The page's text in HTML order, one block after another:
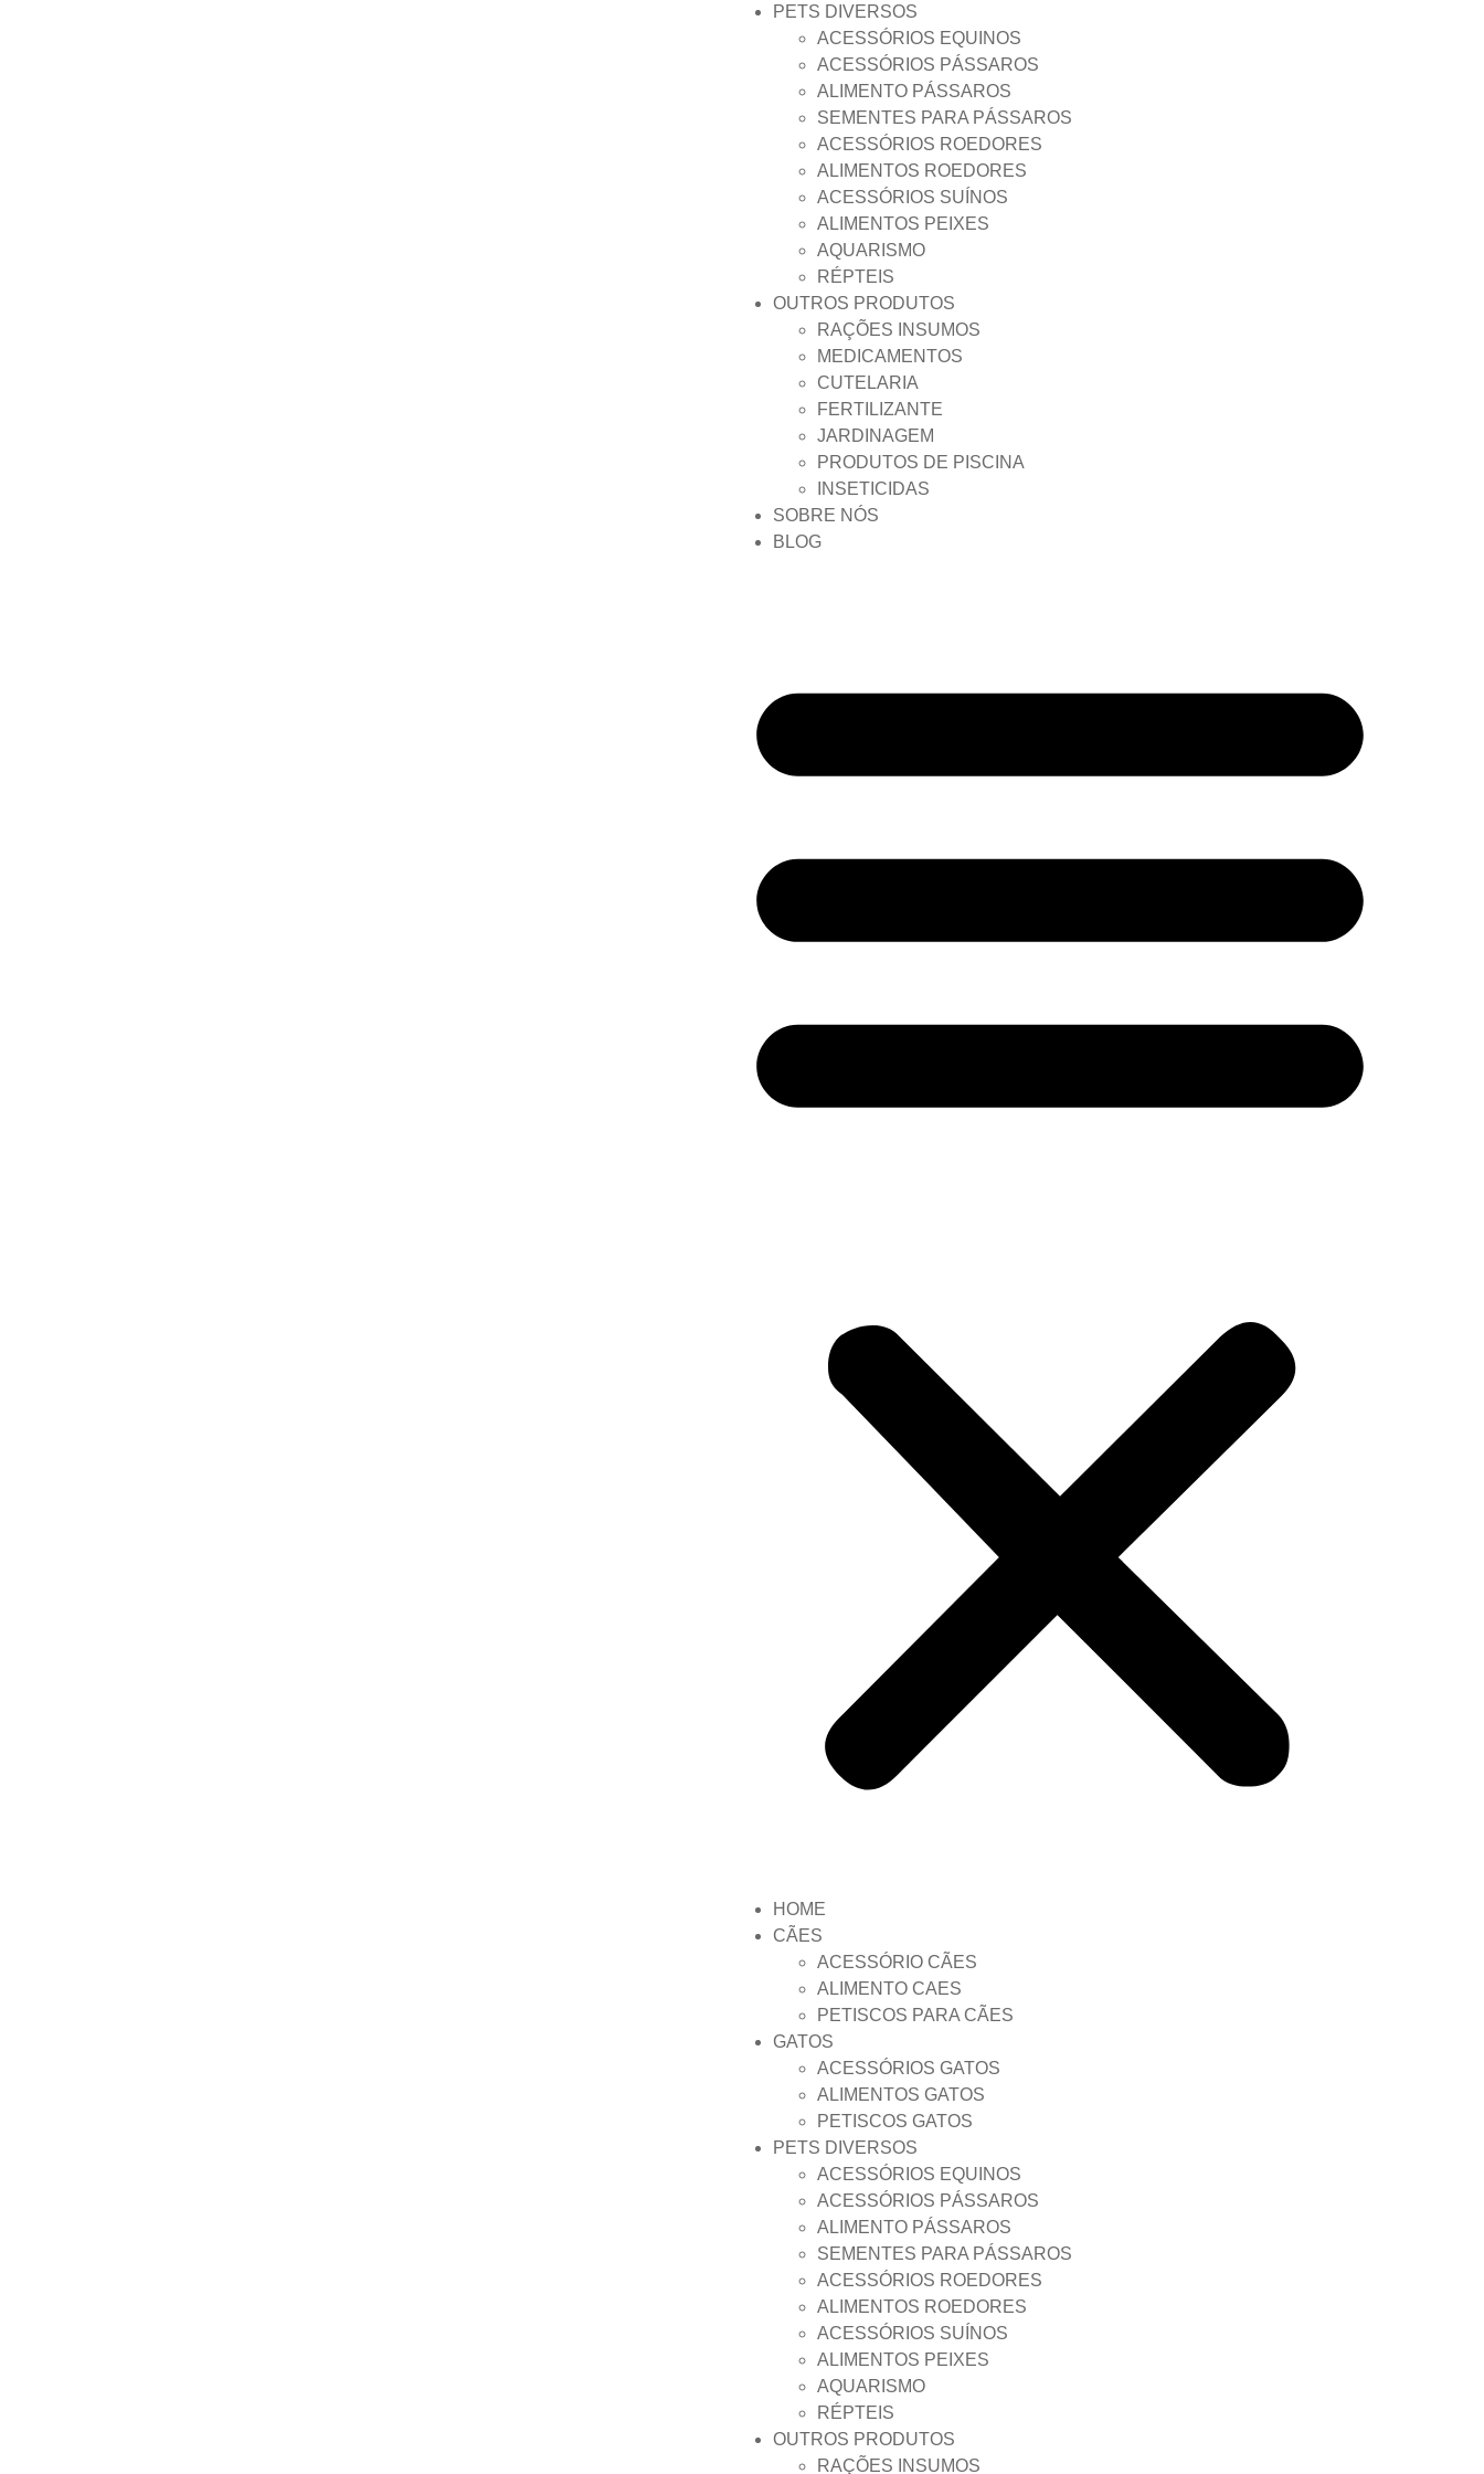
PETS DIVERSOS
ACESSÓRIOS EQUINOS
ACESSÓRIOS PÁSSAROS
ALIMENTO PÁSSAROS
SEMENTES PARA PÁSSAROS
ACESSÓRIOS ROEDORES
ALIMENTOS ROEDORES
ACESSÓRIOS SUÍNOS
ALIMENTOS PEIXES
AQUARISMO
RÉPTEIS
OUTROS PRODUTOS
RAÇÕES INSUMOS
MEDICAMENTOS
CUTELARIA
FERTILIZANTE
JARDINAGEM
PRODUTOS DE PISCINA
INSETICIDAS
SOBRE NÓS
BLOG
HOME
CÃES
ACESSÓRIO CÃES
ALIMENTO CAES
PETISCOS PARA CÃES
GATOS
ACESSÓRIOS GATOS
ALIMENTOS GATOS
PETISCOS GATOS
PETS DIVERSOS
ACESSÓRIOS EQUINOS
ACESSÓRIOS PÁSSAROS
ALIMENTO PÁSSAROS
SEMENTES PARA PÁSSAROS
ACESSÓRIOS ROEDORES
ALIMENTOS ROEDORES
ACESSÓRIOS SUÍNOS
ALIMENTOS PEIXES
AQUARISMO
RÉPTEIS
OUTROS PRODUTOS
RAÇÕES INSUMOS